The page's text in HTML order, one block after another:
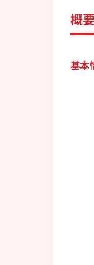
概
基本